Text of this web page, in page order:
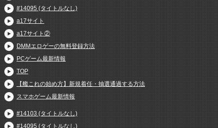
#14095 (タイトルなし)
a17サイト
a17サイト②
DMMエロゲーの無料登録方法
PCゲーム最新情報
TOP
【艦これの始め方】新規着任・抽選通過する方法
スマホゲーム最新情報
#14103 (タイトルなし)
#14095 (タイトルなし)